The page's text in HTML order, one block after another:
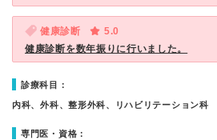
健康診断
5.0
健康診断を数年振りに行いました。
診療科目：
内科、外科、整形外科、リハビリテーション科
専門医・資格：